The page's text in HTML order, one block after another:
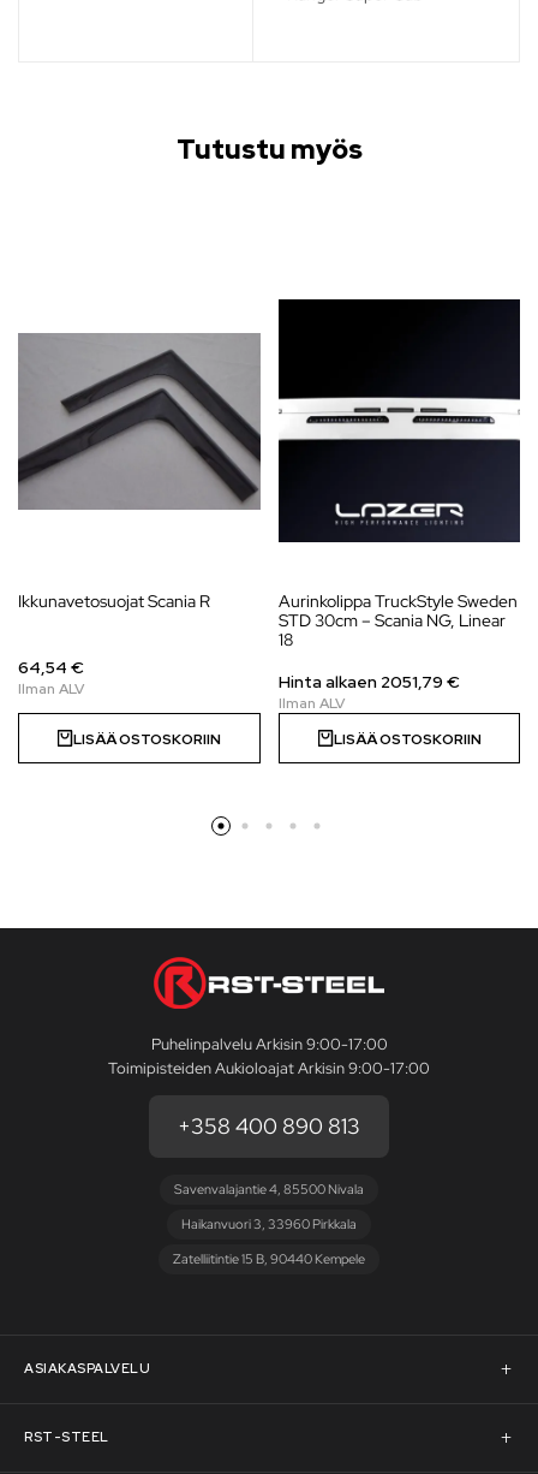
Tutustu myös
Ikkunavetosuojat Scania R
64,54 €
LISÄÄ OSTOSKORIIN
Aurinkolippa TruckStyle Sweden
STD 30cm – Scania NG, Linear
18
Hinta alkaen 2051,79 €
LISÄÄ OSTOSKORIIN
Puhelinpalvelu Arkisin 9:00-17:00
Toimipisteiden Aukioloajat Arkisin 9:00-17:00
+358 400 890 813
Savenvalajantie 4, 85500 Nivala
Haikanvuori 3, 33960 Pirkkala
Zatelliitintie 15 B, 90440 Kempele
ASIAKASPALVELU
Asiakaspalvelu
RST-STEEL